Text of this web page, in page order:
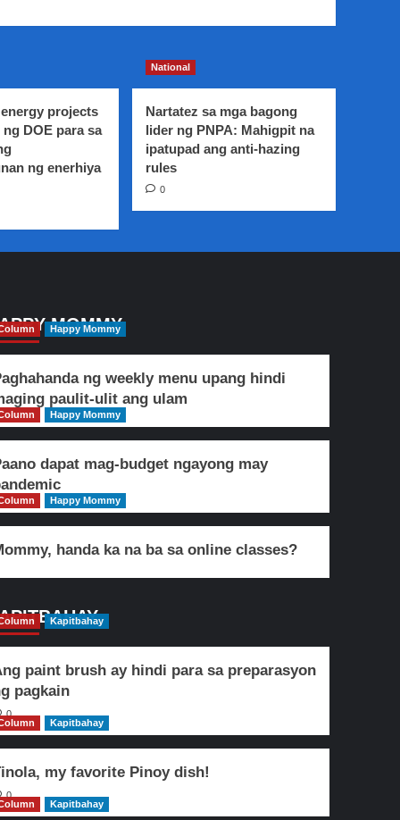
projects
DOE para sa
ng enerhiya
National
Nartatez sa mga bagong
lider ng PNPA: Mahigpit na
ipatupad ang anti-hazing
rules
0
MOMMY
Happy Mommy
ng weekly menu upang hindi
paulit-ulit ang ulam
Happy Mommy
dapat mag-budget ngayong may
Happy Mommy
handa ka na ba sa online classes?
Kapitbahay
paint brush ay hindi para sa preparasyon
pagkain
0
Kapitbahay
my favorite Pinoy dish!
0
Kapitbahay